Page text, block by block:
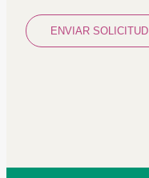
ENVIAR SOLICITUD